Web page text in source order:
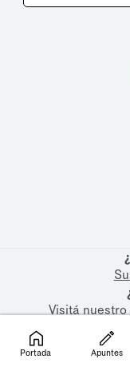
Visitá nuestro
Portada Apuntes